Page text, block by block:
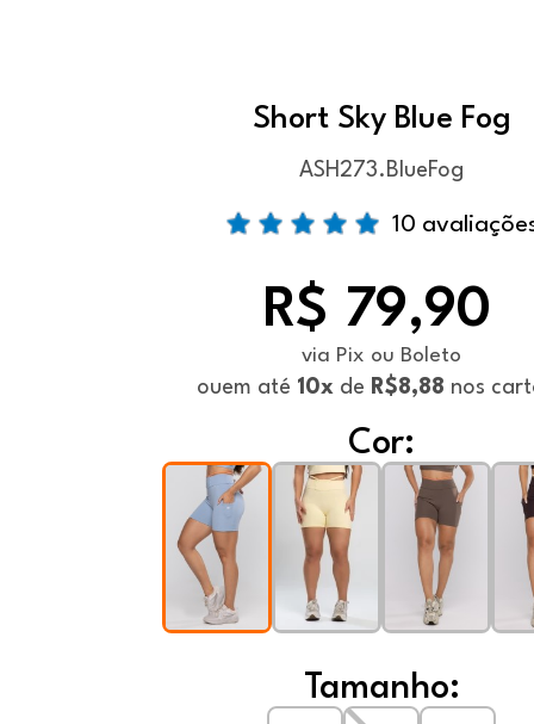
Short Sky Blue Fog
ASH273.BlueFog
10
R$ 79,90
via Pix ou Boleto
ouem até 10x de R$8,88 nos
Cor:
Tamanho: